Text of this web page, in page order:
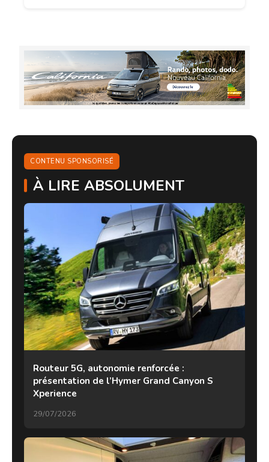
CONTENU SPONSORISÉ
À LIRE ABSOLUMENT
Routeur 5G, autonomie renforcée :
présentation de l’Hymer Grand Canyon S
Xperience
29/07/2026